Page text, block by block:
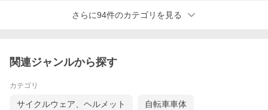
さらに94件のカテゴリを見る
関連ジャンルから探す
カテゴリ
サイクルウェア、ヘルメット 自転車車体